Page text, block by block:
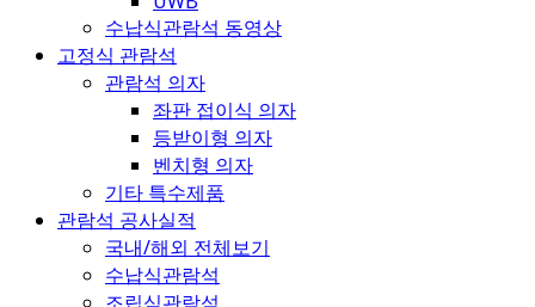
수납식관람석 동영상
고정식 관람석
관람석 의자
좌판 접이식 의자
등받이형 의자
벤치형 의자
기타 특수제품
관람석 공사실적
국내/해외 전체보기
수납식관람석